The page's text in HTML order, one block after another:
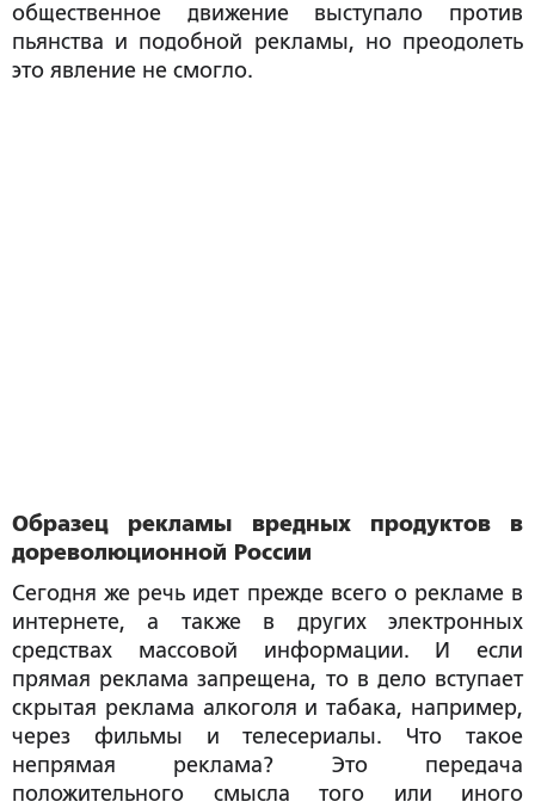
общественное движение выступало против
пьянства и подобной рекламы, но преодолеть
это явление не смогло.
Образец рекламы вредных продуктов в
дореволюционной России
Сегодня же речь идет прежде всего о рекламе в
интернете, а также в других электронных
средствах массовой информации. И если
прямая реклама запрещена, то в дело вступает
скрытая реклама алкоголя и табака, например,
через фильмы и телесериалы. Что такое
непрямая реклама? Это передача
положительного смысла того или иного